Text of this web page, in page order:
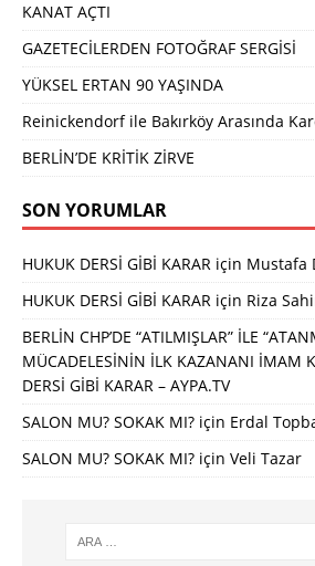
KANAT AÇTI
GAZETECİLERDEN FOTOĞRAF SERGİSİ
YÜKSEL ERTAN 90 YAŞINDA
Reinickendorf ile Bakırköy Arasında
BERLİN’DE KRİTİK ZİRVE
SON YORUMLAR
HUKUK DERSİ GİBİ KARAR için Mustafa
HUKUK DERSİ GİBİ KARAR için Riza
BERLİN CHP’DE “ATILMIŞLAR” İLE
MÜCADELESİNİN İLK KAZANANI İMAM
DERSİ GİBİ KARAR – AYPA.TV
SALON MU? SOKAK MI? için Erdal
SALON MU? SOKAK MI? için Veli Tazar